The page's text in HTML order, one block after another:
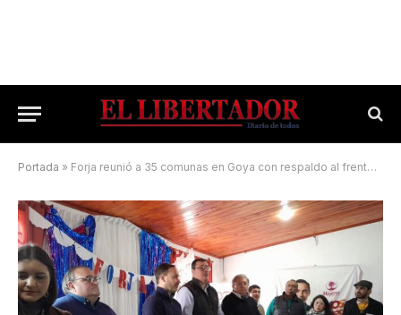
Portada » Forja reunió a 35 comunas en Goya con respaldo al frente Vamos Corrientes